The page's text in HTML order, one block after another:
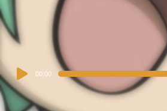
Audio
Player
00:00